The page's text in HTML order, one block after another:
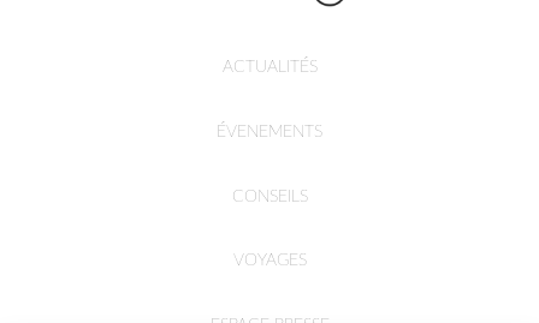
ACTUALITÉS
ÉVENEMENTS
CONSEILS
VOYAGES